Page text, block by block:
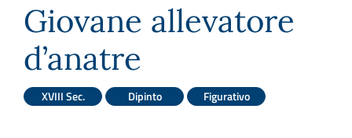
Giovane allevatore
d’anatre
XVIII Sec. Dipinto Figurativo